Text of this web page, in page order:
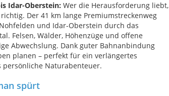
Idar-Oberstein: Wer die Herausforderung liebt,
Der 41 km lange Premiumstreckenweg
und Idar-Oberstein durch das
Felsen, Wälder, Höhenzüge und offene
Abwechslung. Dank guter Bahnanbindung
planen – perfekt für ein verlängertes
Naturabenteuer.
spürt